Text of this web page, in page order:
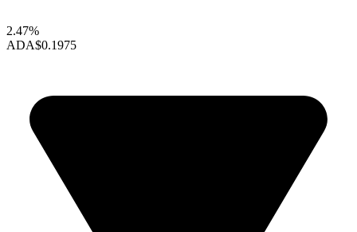
2.47%
ADA$0.1975